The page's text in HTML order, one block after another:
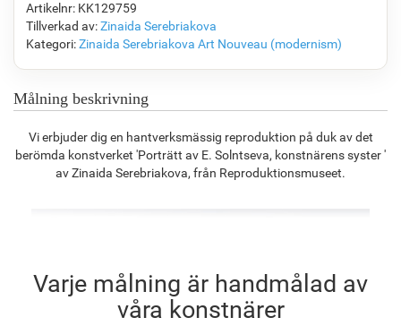
F7034-296 F6731-224
1 444.20 1 369.38
1 339.45kr 1 040.29kr 1 499.88kr 1 350.12kr
Artikelnr: KK129759
Tillverkad av:Zinaida Serebriakova
Kategori:Zinaida Serebriakova Art Nouveau (modernism)
Målning beskrivning
Vi erbjuder dig en hantverksmässig reproduktion på duk av det
berömda konstverket 'Porträtt av E. Solntseva, konstnärens syster '
av Zinaida Serebriakova, från Reproduktionsmuseet.
Varje målning är handmålad av
våra konstnärer